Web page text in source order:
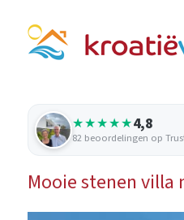
★★★★★4,8
82 beoordelingen op
Mooie stenen